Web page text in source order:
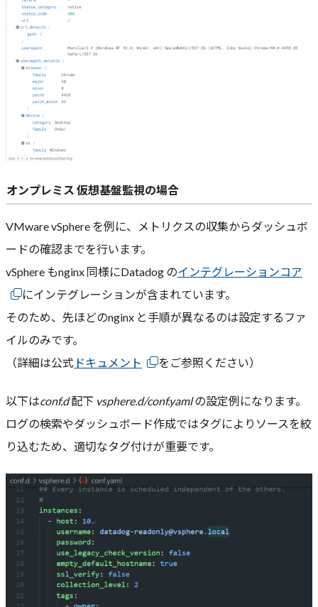
オンプレミス 仮想基盤監視の場合
VMware vSphere を例に、メトリクスの収集からダッシュボ
ードの確認までを行います。
vSphere もnginx 同様にDatadog のインテグレーションコア
にインテグレーションが含まれています。
そのため、先ほどのnginx と手順が異なるのは設定するファ
イルのみです。
（詳細は公式 ドキュメント をご参照ください）
以下はconf.d配下 vsphere.d/conf.yamlの設定例になります。
ログの検索やダッシュボード作成ではタグによりソースを絞
り込むため、適切なタグ付けが重要です。